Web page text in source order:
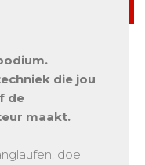
die jou
de
maakt.
doe